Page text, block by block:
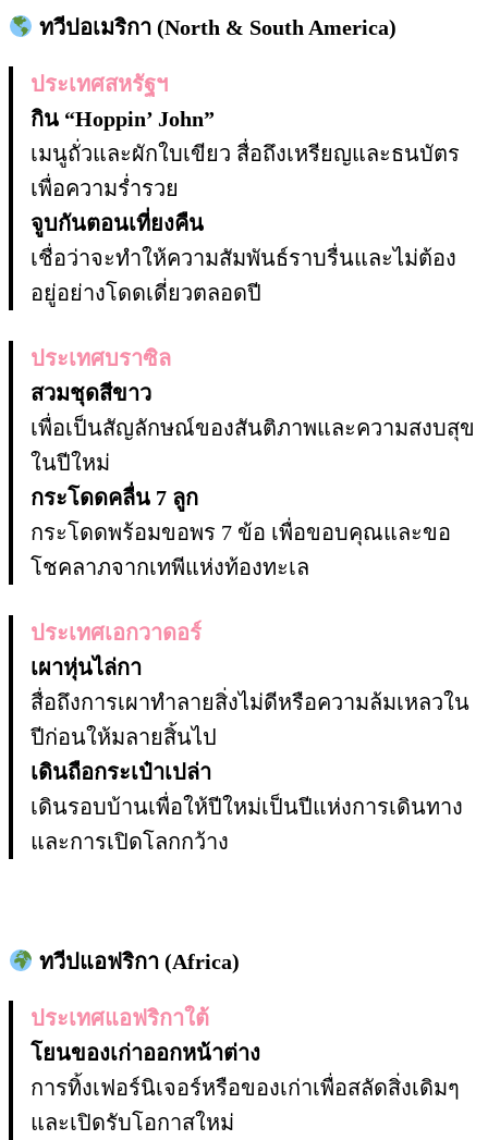
ทวีปอเมริกา (North & South America)
ประเทศสหรัฐฯ
กิน “Hoppin’ John”
เมนูถั่วและผักใบเขียว สื่อถึงเหรียญและธนบัตร
เพื่อความร่ำรวย
จูบกันตอนเที่ยงคืน
เชื่อว่าจะทำให้ความสัมพันธ์ราบรื่นและไม่ต้อง
อยู่อย่างโดดเดี่ยวตลอดปี
ประเทศบราซิล
สวมชุดสีขาว
เพื่อเป็นสัญลักษณ์ของสันติภาพและความสงบสุข
ในปีใหม่
กระโดดคลื่น 7 ลูก
กระโดดพร้อมขอพร 7 ข้อ เพื่อขอบคุณและขอ
โชคลาภจากเทพีแห่งท้องทะเล
ประเทศเอกวาดอร์
เผาหุ่นไล่กา
สื่อถึงการเผาทำลายสิ่งไม่ดีหรือความล้มเหลวใน
ปีก่อนให้มลายสิ้นไป
เดินถือกระเป๋าเปล่า
เดินรอบบ้านเพื่อให้ปีใหม่เป็นปีแห่งการเดินทาง
และการเปิดโลกกว้าง
ทวีปแอฟริกา (Africa)
ประเทศแอฟริกาใต้
โยนของเก่าออกหน้าต่าง
การทิ้งเฟอร์นิเจอร์หรือของเก่าเพื่อสลัดสิ่งเดิมๆ
และเปิดรับโอกาสใหม่